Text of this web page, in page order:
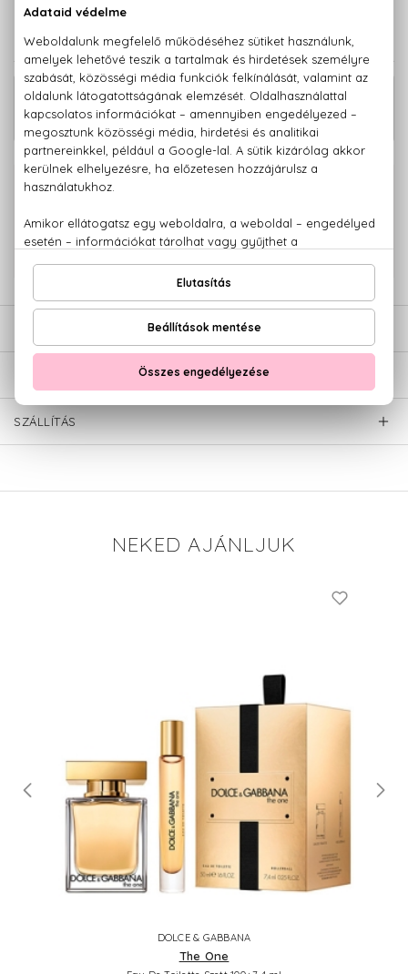
KAPCSOLÓDÓ TERMÉKEK
The Only One Eau De Parfum Intense
18.340 Ft -
100% eredeti termékek,
Kérdésed van, elakadtál? Hívd ügyfélszolgálatunkat:+36 20
779 1926
LEÍRÁS
SZÁLLÍTÁS
NEKED AJÁNLJUK
DOLCE & GABBANA
The One